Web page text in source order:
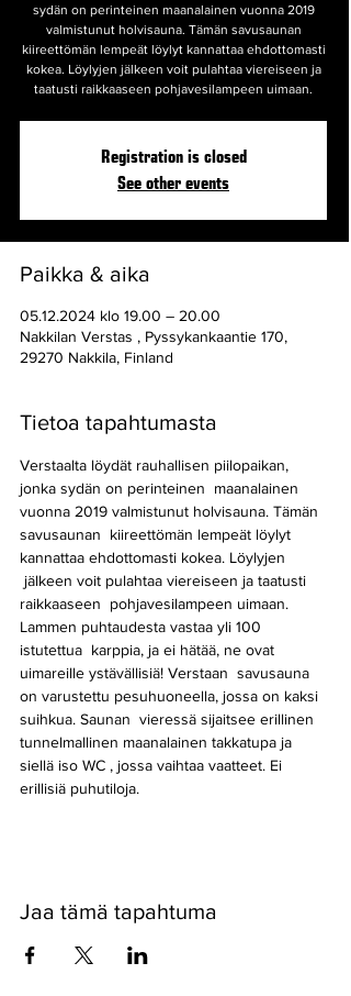
sydän on perinteinen maanalainen vuonna 2019
valmistunut holvisauna. Tämän savusaunan
kiireettömän lempeät löylyt kannattaa ehdottomasti
kokea. Löylyjen jälkeen voit pulahtaa viereiseen ja
taatusti raikkaaseen pohjavesilampeen uimaan.
Registration is closed
See other events
Paikka & aika
05.12.2024 klo 19.00 – 20.00
Nakkilan Verstas , Pyssykankaantie 170,
29270 Nakkila, Finland
Tietoa tapahtumasta
Verstaalta löydät rauhallisen piilopaikan,
jonka sydän on perinteinen  maanalainen
vuonna 2019 valmistunut holvisauna. Tämän
savusaunan  kiireettömän lempeät löylyt
kannattaa ehdottomasti kokea. Löylyjen
jälkeen voit pulahtaa viereiseen ja taatusti
raikkaaseen  pohjavesilampeen uimaan.
Lammen puhtaudesta vastaa yli 100
istutettua  karppia, ja ei hätää, ne ovat
uimareille ystävällisiä! Verstaan  savusauna
on varustettu pesuhuoneella, jossa on kaksi
suihkua. Saunan  vieressä sijaitsee erillinen
tunnelmallinen maanalainen takkatupa ja
siellä iso WC , jossa vaihtaa vaatteet. Ei
erillisiä puhutiloja.
Jaa tämä tapahtuma